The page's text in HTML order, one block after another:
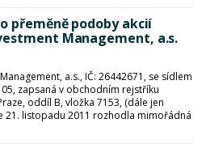
přeměně podoby akcií
Management, a.s.
a.s., IČ: 26442671, se sídlem
05, zapsaná v obchodním rejstříku
oddíl B, vložka 7153, (dále jen
21. listopadu 2011 rozhodla mimořádná